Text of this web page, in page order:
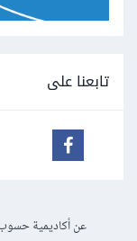
تابعنا على
عن أكاديمية حسوب